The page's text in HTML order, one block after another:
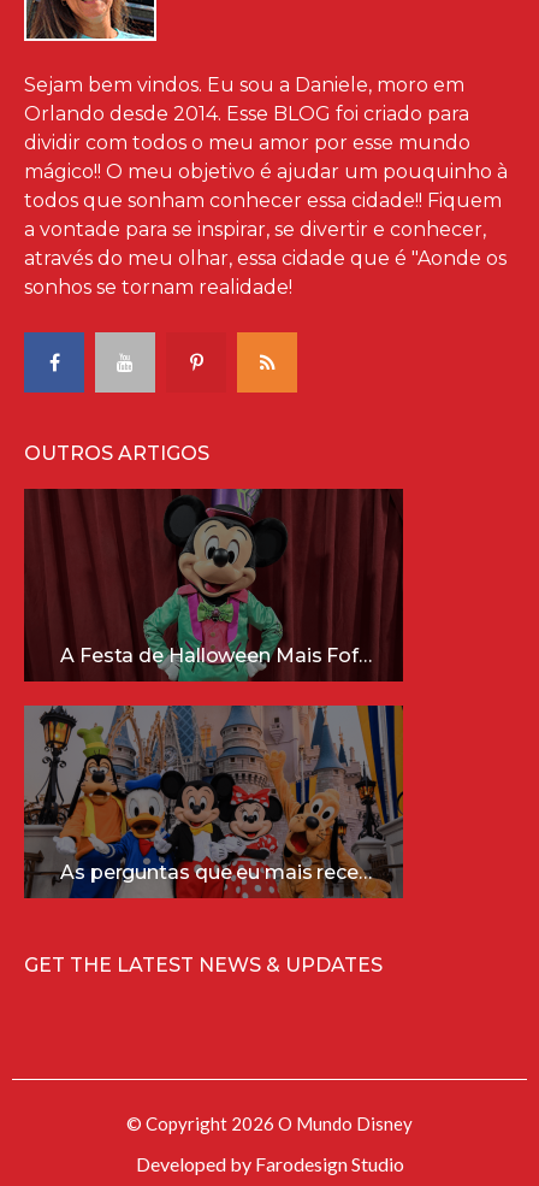
Sejam bem vindos. Eu sou a Daniele, moro em
Orlando desde 2014. Esse BLOG foi criado para
dividir com todos o meu amor por esse mundo
mágico!! O meu objetivo é ajudar um pouquinho à
todos que sonham conhecer essa cidade!! Fiquem
a vontade para se inspirar, se divertir e conhecer,
através do meu olhar, essa cidade que é "Aonde os
sonhos se tornam realidade!
OUTROS ARTIGOS
A Festa de Halloween Mais Fofa da Disney Está Chegando!
As perguntas que eu mais recebo sobre a Disney (e as respostas mais sinceras!)
GET THE LATEST NEWS & UPDATES
© Copyright 2026 O Mundo Disney
Developed by Farodesign Studio